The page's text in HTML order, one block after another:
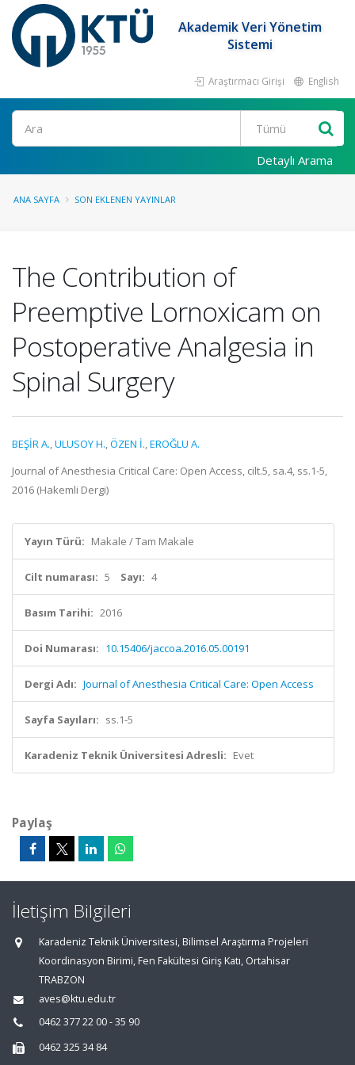
Akademik Veri Yönetim
Sistemi
Araştırmacı Girişi English
Ara
Detaylı Arama
ANA SAYFA SON EKLENEN YAYINLAR
The Contribution of
Preemptive Lornoxicam on
Postoperative Analgesia in
Spinal Surgery
BEŞİR A.,ULUSOY H.,ÖZEN İ.,EROĞLU A.
Journal of Anesthesia Critical Care: Open Access, cilt.5, sa.4, ss.1-5,
2016 (Hakemli Dergi)
Yayın Türü: Makale / Tam Makale
Cilt numarası: 5 Sayı: 4
Basım Tarihi: 2016
Doi Numarası: 10.15406/jaccoa.2016.05.00191
Dergi Adı: Journal of Anesthesia Critical Care: Open Access
Sayfa Sayıları: ss.1-5
Karadeniz Teknik Üniversitesi Adresli: Evet
Paylaş
İletişim Bilgileri
Karadeniz Teknik Üniversitesi, Bilimsel Araştırma Projeleri
Koordinasyon Birimi, Fen Fakültesi Giriş Katı, Ortahisar
TRABZON
aves@ktu.edu.tr
0462 377 22 00 - 35 90
0462 325 34 84